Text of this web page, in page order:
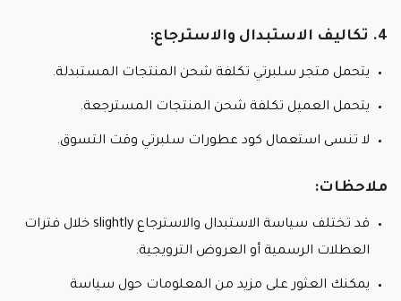
4. تكاليف الاستبدال والاسترجاع:
يتحمل متجر سلبرتي تكلفة شحن المنتجات المستبدلة.
يتحمل العميل تكلفة شحن المنتجات المسترجعة.
لا تنسى استعمال كود عطورات سلبرتي وقت التسوق.
ملاحظات:
قد تختلف سياسة الاستبدال والاسترجاع slightly خلال فترات
العطلات الرسمية أو العروض الترويجية.
يمكنك العثور على مزيد من المعلومات حول سياسة